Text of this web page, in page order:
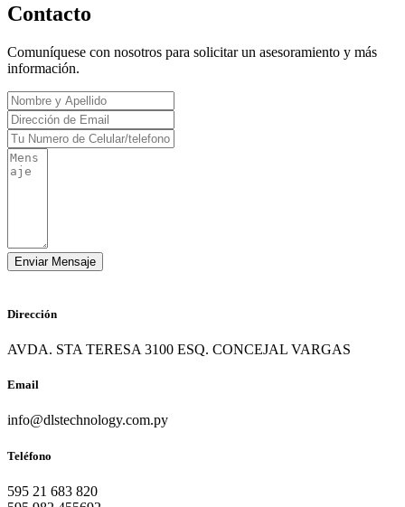
Contacto
Comuníquese con nosotros para solicitar un asesoramiento y más
información.
Dirección
AVDA. STA TERESA 3100 ESQ. CONCEJAL VARGAS
Email
info@dlstechnology.com.py
Teléfono
595 21 683 820